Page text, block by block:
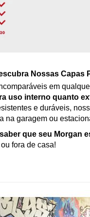
Nossas Capas
em
uso interno quanto
e duráveis,
na garagem ou
que seu Morgan
fora de casa!